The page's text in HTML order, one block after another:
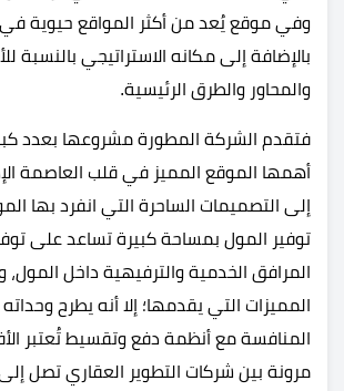
وفي موقع يُعد من أكثر المواقع حيوية
بالإضافة إلى مكانه الاستراتيجي بالنسبة
والمحاور والطرق الرئيسية.
فتقدم الشركة المطورة مشروعها بعدد
أهمها الموقع المميز في قلب العاصمة
إلى التصميمات الساحرة التي انفرد بها
توفير المول بمساحة كبيرة تساعد على
المرافق الخدمية والترفيهية داخل المول،
المميزات التي يقدمها؛ إلا أنه يطرح وحداته
المنافسة مع أنظمة دفع وتقسيط تُعتبر
مرونة بين شركات التطوير العقاري تصل إلى 8